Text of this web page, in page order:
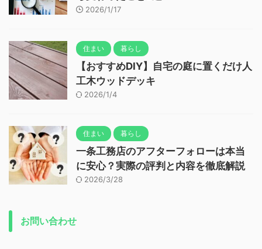
2026/1/17
住まい 暮らし
【おすすめDIY】自宅の庭に置くだけ人
工木ウッドデッキ
2026/1/4
住まい 暮らし
一条工務店のアフターフォローは本当
に安心？実際の評判と内容を徹底解説
2026/3/28
お問い合わせ